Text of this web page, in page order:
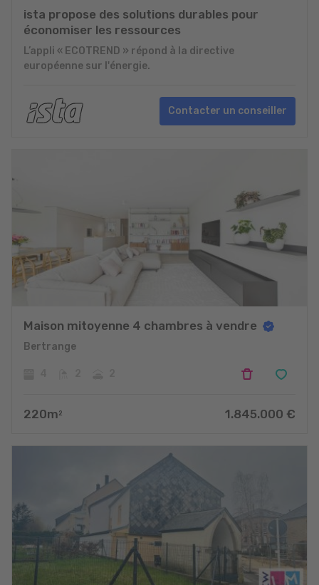
ista propose des solutions durables pour
économiser les ressources
L’appli « ECOTREND » répond à la directive
européenne sur l'énergie.
Contacter un conseiller
Maison mitoyenne 4 chambres à vendre
Bertrange
220m 2 1.845.000 €